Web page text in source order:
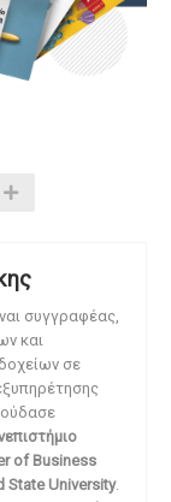
συγγραφέας,
και
σε
of Business
State University.